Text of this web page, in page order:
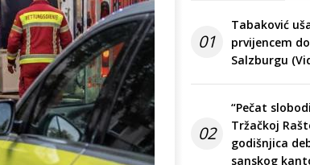
01
Tabaković
prvijencem
Salzburgu
02
“Pečat
Tržačkoj
godišnjica
sanskog